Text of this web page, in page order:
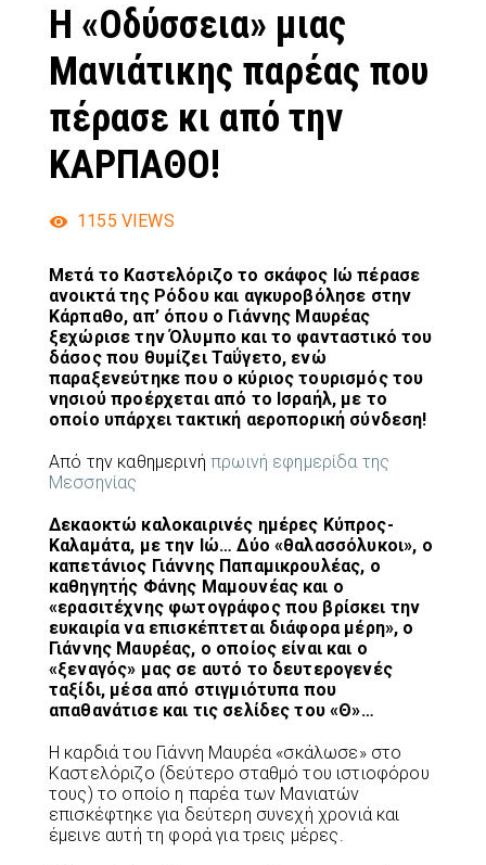
Η «Οδύσσεια» μιας
Μανιάτικης παρέας που
πέρασε κι από την
ΚΑΡΠΑΘΟ!
1155 VIEWS
Μετά το Καστελόριζο το σκάφος Ιώ πέρασε
ανοικτά της Ρόδου και αγκυροβόλησε στην
Κάρπαθο, απ’ όπου ο Γιάννης Μαυρέας
ξεχώρισε την Όλυμπο και το φανταστικό του
δάσος που θυμίζει Ταΰγετο, ενώ
παραξενεύτηκε που ο κύριος τουρισμός του
νησιού προέρχεται από το Ισραήλ, με το
οποίο υπάρχει τακτική αεροπορική σύνδεση!
Από την καθημερινή πρωινή εφημερίδα της
Μεσσηνίας
Δεκαοκτώ καλοκαιρινές ημέρες Κύπρος-
Καλαμάτα, με την Ιώ… Δύο «θαλασσόλυκοι», ο
καπετάνιος Γιάννης Παπαμικρουλέας, ο
καθηγητής Φάνης Μαμουνέας και ο
«ερασιτέχνης φωτογράφος που βρίσκει την
ευκαιρία να επισκέπτεται διάφορα μέρη», ο
Γιάννης Μαυρέας, ο οποίος είναι και ο
«ξεναγός» μας σε αυτό το δευτερογενές
ταξίδι, μέσα από στιγμιότυπα που
απαθανάτισε και τις σελίδες του «Θ»…
Η καρδιά του Γιάννη Μαυρέα «σκάλωσε» στο
Καστελόριζο (δεύτερο σταθμό του ιστιοφόρου
τους) το οποίο η παρέα των Μανιατών
επισκέφτηκε για δεύτερη συνεχή χρονιά και
έμεινε αυτή τη φορά για τρεις μέρες.